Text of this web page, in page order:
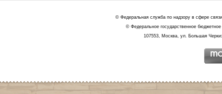
© Федеральная служба по надзору в сфере
© Федеральное государственное
107553, Москва, ул. Большая